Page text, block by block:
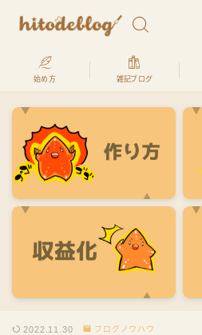
るプロが、
「ブログの始め方」を何処より
始め方 雑記ブログ
2022.11.30 ブログノウハウ